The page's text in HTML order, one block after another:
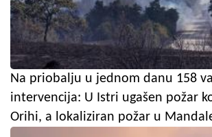
Na priobalju u jednom danu 158
intervencija: U Istri ugašen požar
Orihi, a lokaliziran požar u